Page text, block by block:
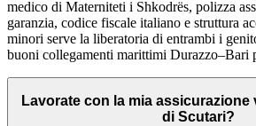
medico di Materniteti i Shkodrës, polizza
garanzia, codice fiscale italiano e struttura
minori serve la liberatoria di entrambi i
buoni collegamenti marittimi Durazzo–Bari
Lavorate con la mia
di Scutari?